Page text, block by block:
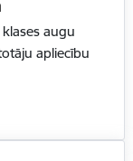
augu
apliecību